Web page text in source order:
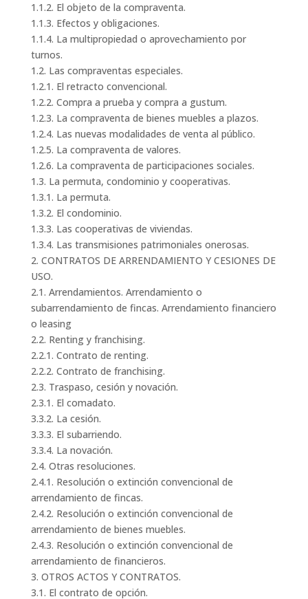
1.1.2. El objeto de la compraventa.
1.1.3. Efectos y obligaciones.
1.1.4. La multipropiedad o aprovechamiento por
turnos.
1.2. Las compraventas especiales.
1.2.1. El retracto convencional.
1.2.2. Compra a prueba y compra a gustum.
1.2.3. La compraventa de bienes muebles a plazos.
1.2.4. Las nuevas modalidades de venta al público.
1.2.5. La compraventa de valores.
1.2.6. La compraventa de participaciones sociales.
1.3. La permuta, condominio y cooperativas.
1.3.1. La permuta.
1.3.2. El condominio.
1.3.3. Las cooperativas de viviendas.
1.3.4. Las transmisiones patrimoniales onerosas.
2. CONTRATOS DE ARRENDAMIENTO Y CESIONES DE
USO.
2.1. Arrendamientos. Arrendamiento o
subarrendamiento de fincas. Arrendamiento financiero
o leasing
2.2. Renting y franchising.
2.2.1. Contrato de renting.
2.2.2. Contrato de franchising.
2.3. Traspaso, cesión y novación.
2.3.1. El comadato.
3.3.2. La cesión.
3.3.3. El subarriendo.
3.3.4. La novación.
2.4. Otras resoluciones.
2.4.1. Resolución o extinción convencional de
arrendamiento de fincas.
2.4.2. Resolución o extinción convencional de
arrendamiento de bienes muebles.
2.4.3. Resolución o extinción convencional de
arrendamiento de financieros.
3. OTROS ACTOS Y CONTRATOS.
3.1. El contrato de opción.